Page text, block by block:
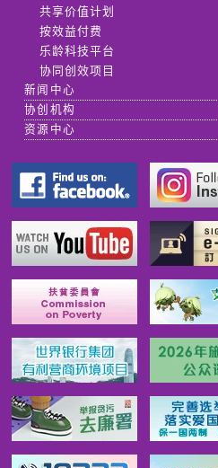
共享价值计划
按效益付费
乐龄科技平台
协同创效项目
新闻中心
协创机构
资源中心